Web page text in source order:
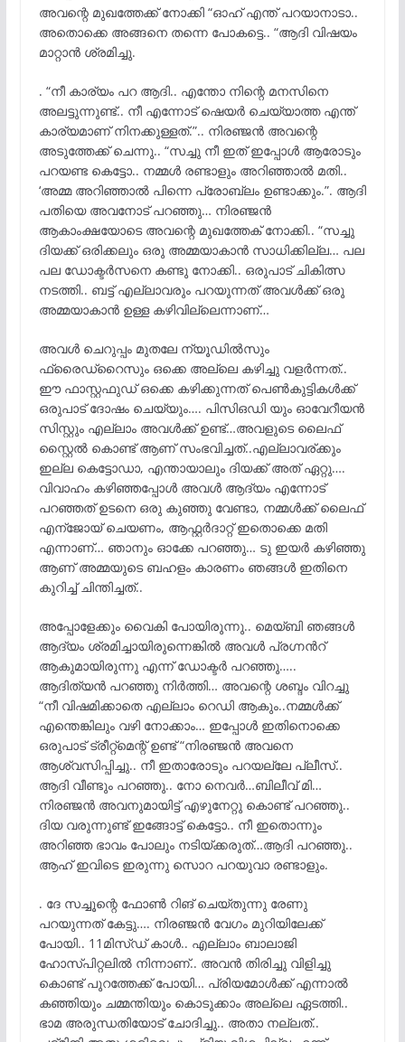
അവന്റെ മുഖത്തേക്ക് നോക്കി “ഓഹ് എന്ത് പറയാനാടാ..
അതൊക്കെ അങ്ങനെ തന്നെ പോകട്ടെ.. “ആദി വിഷയം
മാറ്റാൻ ശ്രമിച്ചു.
. “നീ കാര്യം പറ ആദി.. എന്തോ നിന്റെ മനസിനെ
അലട്ടുന്നുണ്ട്.. നീ എന്നോട് ഷെയർ ചെയ്യാത്ത എന്ത്
കാര്യമാണ് നിനക്കുള്ളത്.”.. നിരഞ്ജൻ അവന്റെ
അടുത്തേക്ക് ചെന്നു.. “സച്ചു നീ ഇത് ഇപ്പോൾ ആരോടും
പറയണ്ട കെട്ടോ.. നമ്മൾ രണ്ടാളും അറിഞ്ഞാൽ മതി..
‘അമ്മ അറിഞ്ഞാൽ പിന്നെ പ്രോബ്ലം ഉണ്ടാക്കും.”. ആദി
പതിയെ അവനോട് പറഞ്ഞു… നിരഞ്ജൻ
ആകാംക്ഷയോടെ അവന്റെ മുഖത്തേക് നോക്കി.. “സച്ചു
ദിയക്ക് ഒരിക്കലും ഒരു അമ്മയാകാൻ സാധിക്കില്ല… പല
പല ഡോക്ടർസനെ കണ്ടു നോക്കി.. ഒരുപാട് ചികിത്സ
നടത്തി.. ബട്ട് എല്ലാവരും പറയുന്നത് അവൾക്ക് ഒരു
അമ്മയാകാൻ ഉള്ള കഴിവില്ലെന്നാണ്…
അവൾ ചെറുപ്പം മുതലേ ന്യൂഡിൽസും
ഫ്രൈഡ്‌റൈസും ഒക്കെ അല്ലെ കഴിച്ചു വളർന്നത്..
ഈ ഫാസ്റ്റഫുഡ് ഒക്കെ കഴിക്കുന്നത് പെൺകുട്ടികൾക്ക്
ഒരുപാട് ദോഷം ചെയ്യും…. പിസിഒഡി യും ഓവേറീയൻ
സിസ്റ്റും എല്ലാം അവൾക്ക് ഉണ്ട്…അവളുടെ ലൈഫ്
സ്റ്റൈൽ കൊണ്ട് ആണ് സംഭവിച്ചത്..എല്ലാവര്ക്കും
ഇല്ല കെട്ടോഡാ, എന്തായാലും ദിയക്ക് അത് ഏറ്റു….
വിവാഹം കഴിഞ്ഞപ്പോൾ അവൾ ആദ്യം എന്നോട്
പറഞ്ഞത് ഉടനെ ഒരു കുഞ്ഞു വേണ്ടാ, നമ്മൾക്ക് ലൈഫ്
എന്ജോയ് ചെയണം, ആഫ്റ്റർദാറ്റ് ഇതൊക്കെ മതി
എന്നാണ്… ഞാനും ഓക്കേ പറഞ്ഞു… ടു ഇയർ കഴിഞ്ഞു
ആണ് അമ്മയുടെ ബഹളം കാരണം ഞങ്ങൾ ഇതിനെ
കുറിച്ച് ചിന്തിച്ചത്..
അപ്പോളേക്കും വൈകി പോയിരുന്നു.. മെയ്ബി ഞങ്ങൾ
ആദ്യം ശ്രമിച്ചായിരുന്നെങ്കിൽ അവൾ പ്രഗ്നൻറ്
ആകുമായിരുന്നു എന്ന് ഡോക്ടർ പറഞ്ഞു…..
ആദിത്യൻ പറഞ്ഞു നിർത്തി… അവന്റെ ശബ്ദം വിറച്ചു
“നീ വിഷമിക്കാതെ എല്ലാം റെഡി ആകും..നമ്മൾക്ക്
എന്തെങ്കിലും വഴി നോക്കാം… ഇപ്പോൾ ഇതിനൊക്കെ
ഒരുപാട് ട്രീറ്റ്മെന്റ് ഉണ്ട് “നിരഞ്ജൻ അവനെ
ആശ്വസിപ്പിച്ചു.. നീ ഇതാരോടും പറയല്ലേ പ്ലീസ്..
ആദി വീണ്ടും പറഞ്ഞു.. നോ നെവർ…ബിലീവ് മി…
നിരഞ്ജൻ അവനുമായിട്ട് എഴുനേറ്റു കൊണ്ട് പറഞ്ഞു..
ദിയ വരുന്നുണ്ട് ഇങ്ങോട്ട് കെട്ടോ.. നീ ഇതൊന്നും
അറിഞ്ഞ ഭാവം പോലും നടിയ്ക്കരുത്…ആദി പറഞ്ഞു..
ആഹ് ഇവിടെ ഇരുന്നു സൊറ പറയുവാ രണ്ടാളും.
. ദേ സച്ചൂന്റെ ഫോൺ റിങ് ചെയ്തുന്നു രേണു
പറയുന്നത് കേട്ടു…. നിരഞ്ജൻ വേഗം മുറിയിലേക്ക്
പോയി.. 11മിസ്ഡ് കാൾ.. എല്ലാം ബാലാജി
ഹോസ്പിറ്റലിൽ നിന്നാണ്.. അവൻ തിരിച്ചു വിളിച്ചു
കൊണ്ട് പുറത്തേക്ക് പോയി… പ്രിയമോൾക്ക് എന്നാൽ
കഞ്ഞിയും ചമ്മന്തിയും കൊടുക്കാം അല്ലെ ഏടത്തി..
ഭാമ അരുന്ധതിയോട് ചോദിച്ചു.. അതാ നല്ലത്..